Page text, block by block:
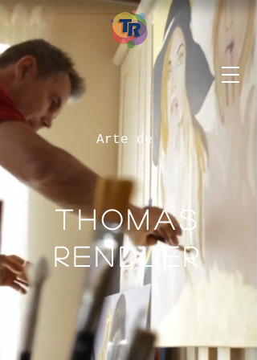
Arte de
Thomas
Rendler